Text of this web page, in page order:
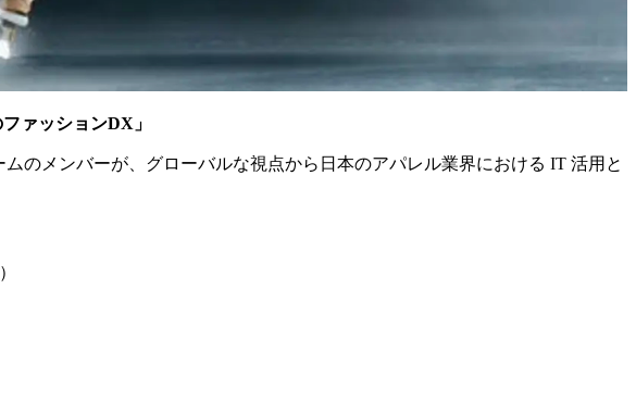
ァッションDX 」
のメンバーが、グローバルな視点から日本のアパレル業界における IT 活用と